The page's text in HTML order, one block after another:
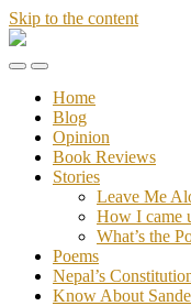
Skip to the content
Stories
Toggle
mobile
menu
Toggle
the
search
field
Home
Blog
Opinion
Book Reviews
Stories
Leave Me
How I came
What’s the
Poems
Nepal’s
Know About